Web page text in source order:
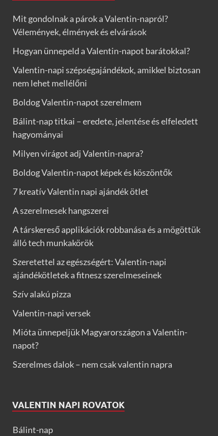
Mit gondolnak a párok a Valentin-napról?
Vélemények, élmények és elvárások
Hogyan ünnepeld a Valentin-napot barátokkal?
Valentin-napi szépségajándékok, amikkel biztosan
nem lehet mellélőni
Boldog Valentin-napot szerelmem
Bálint-nap titkai – eredete, jelentése és elfeledett
hagyományai
Milyen virágot adj Valentin-napra?
Boldog Valentin-napot képek és köszöntők
7 kreatív Valentin napi ajándék ötlet
A szerelmesek hangszerei
A társkereső applikációk robbanása és a mögöttük
álló tech munkakörök
Szeretettel az egészségért: Valentin-napi
ajándékötletek a fitnesz szerelmeseinek
Szív alakú pizza
Valentin-napi versek
Mióta ünnepeljük Magyarországon a Valentin-
napot?
Szerelmes dalok – nem csak valentin napra
VALENTIN NAPI ROVATOK
Bálint-nap